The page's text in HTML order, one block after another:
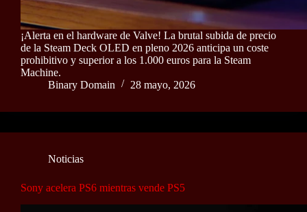
¡Alerta en el hardware de Valve! La brutal subida de precio
de la Steam Deck OLED en pleno 2026 anticipa un coste
prohibitivo y superior a los 1.000 euros para la Steam
Machine.
Binary Domain
28 mayo, 2026
Noticias
Sony acelera PS6 mientras vende PS5